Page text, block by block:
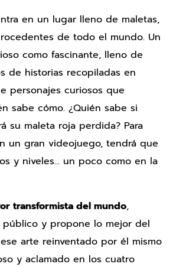
en un lugar lleno de maletas,
de todo el mundo. Un
como fascinante, lleno de
de historias recopiladas en
personajes curiosos que
sabe cómo. ¿Quién sabe si
su maleta roja perdida? Para
un gran videojuego, tendrá que
y niveles… un poco como en la
transformista del mundo,
público y propone lo mejor del
arte reinventado por él mismo
y aclamado en los cuatro